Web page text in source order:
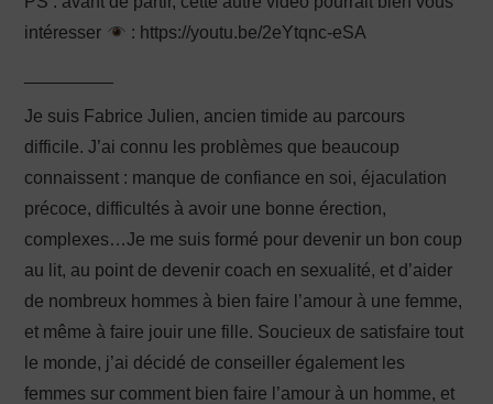
intéresser
: https://youtu.be/2eYtqnc-eSA
Je suis Fabrice Julien, ancien timide au parcours
difficile. J’ai connu les problèmes que beaucoup
connaissent : manque de confiance en soi, éjaculation
précoce, difficultés à avoir une bonne érection,
complexes…Je me suis formé pour devenir un bon coup
au lit, au point de devenir coach en sexualité, et d’aider
de nombreux hommes à bien faire l’amour à une femme,
et même à faire jouir une fille. Soucieux de satisfaire tout
le monde, j’ai décidé de conseiller également les
femmes sur comment bien faire l’amour à un homme, et